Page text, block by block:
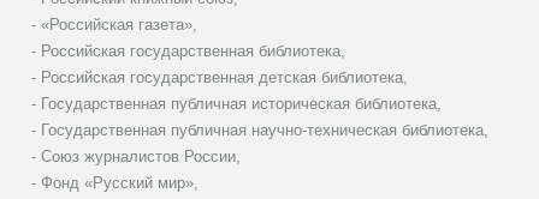
- «Российская газета»,
- Российская государственная библиотека,
- Российская государственная детская библиотека,
- Государственная публичная историческая библиотека,
- Государственная публичная научно-техническая библиотека,
- Союз журналистов России,
- Фонд «Русский мир»,